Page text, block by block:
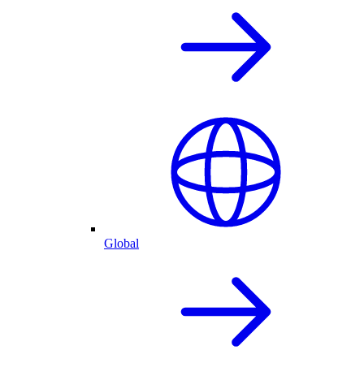
Global